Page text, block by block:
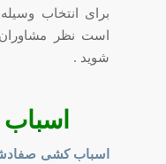
برای انتخاب
است نظر
شوید .
اسباب کشی